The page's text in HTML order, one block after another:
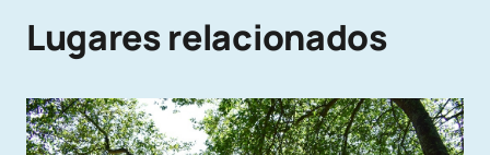
Lugares relacionados